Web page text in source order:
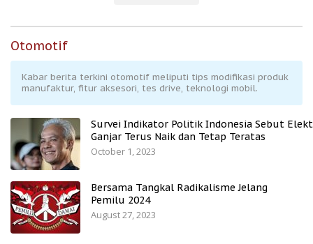
Otomotif
Kabar berita terkini otomotif meliputi tips modifikasi produk
manufaktur, fitur aksesori, tes drive, teknologi mobil.
Survei Indikator Politik Indonesia Sebut
Ganjar Terus Naik dan Tetap Teratas
October 1, 2023
Bersama Tangkal Radikalisme Jelang
Pemilu 2024
August 27, 2023